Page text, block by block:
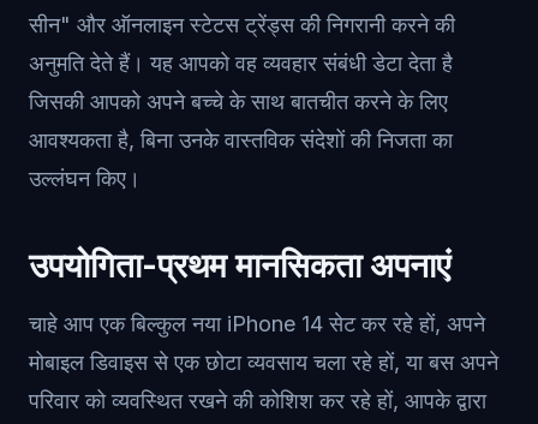
सीन" और ऑनलाइन स्टेटस ट्रेंड्स की निगरानी करने की
अनुमति देते हैं। यह आपको वह व्यवहार संबंधी डेटा देता है
जिसकी आपको अपने बच्चे के साथ बातचीत करने के लिए
आवश्यकता है, बिना उनके वास्तविक संदेशों की निजता का
उल्लंघन किए।
उपयोगिता-प्रथम मानसिकता अपनाएं
चाहे आप एक बिल्कुल नया iPhone 14 सेट कर रहे हों, अपने
मोबाइल डिवाइस से एक छोटा व्यवसाय चला रहे हों, या बस अपने
परिवार को व्यवस्थित रखने की कोशिश कर रहे हों, आपके द्वारा